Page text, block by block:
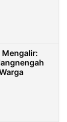
Mengalir: